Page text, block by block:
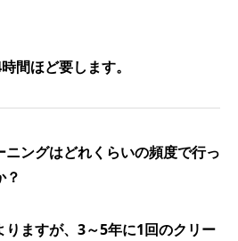
間ほど要します。
ニングはどれくらいの頻度で行っ
？
りますが、3～5年に1回のクリー